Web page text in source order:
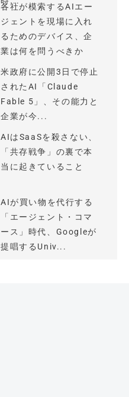
各社が模索するAIエー
ジェントを現場に入れ
るためのデバイス、企
業は何を問うべきか
米政府に公開3日で停止
されたAI「Claude
Fable 5」、その能力と
企業が今...
AIはSaaSを殺さない、
「共存戦争」の裏で本
当に起きていること
AIが買い物を代行する
「エージェント・コマ
ース」時代、Googleが
提唱するUniv...